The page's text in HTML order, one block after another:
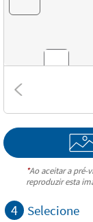
Texturas
*Ao aceitar a pré-
reproduzir esta
4 Selecione